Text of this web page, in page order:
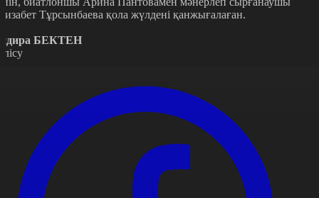
Тұрсынбаева қола жүлдені қанжығалаған.
БЕКТЕН